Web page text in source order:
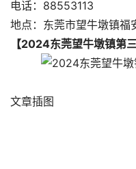
电话：88553113
地点：东莞市望牛墩镇福
【2024东莞望牛墩镇第
文章插图